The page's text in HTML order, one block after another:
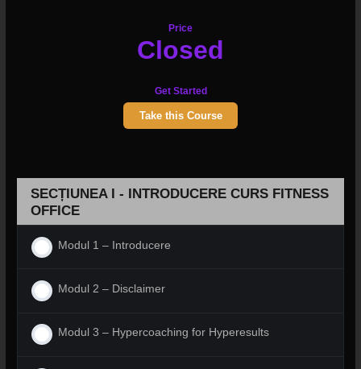
Price
Closed
Get Started
Take this Course
SECȚIUNEA I - INTRODUCERE CURS FITNESS
OFFICE
Modul 1 – Introducere
Modul 2 – Disclaimer
Modul 3 – Hypercoaching for Hyperesults